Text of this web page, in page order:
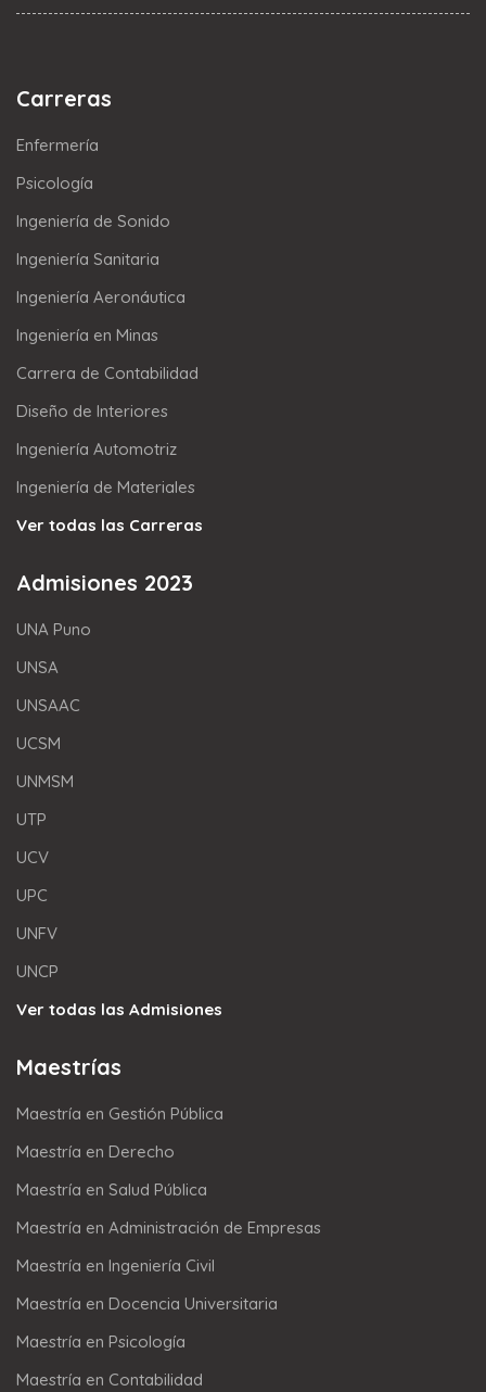
Carreras
Enfermería
Psicología
Ingeniería de Sonido
Ingeniería Sanitaria
Ingeniería Aeronáutica
Ingeniería en Minas
Carrera de Contabilidad
Diseño de Interiores
Ingeniería Automotriz
Ingeniería de Materiales
Ver todas las Carreras
Admisiones 2023
UNA Puno
UNSA
UNSAAC
UCSM
UNMSM
UTP
UCV
UPC
UNFV
UNCP
Ver todas las Admisiones
Maestrías
Maestría en Gestión Pública
Maestría en Derecho
Maestría en Salud Pública
Maestría en Administración de Empresas
Maestría en Ingeniería Civil
Maestría en Docencia Universitaria
Maestría en Psicología
Maestría en Contabilidad